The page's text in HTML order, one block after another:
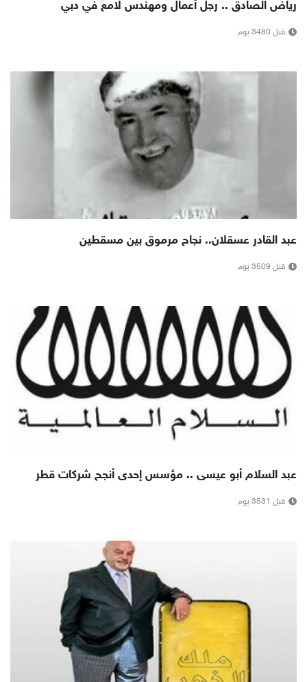
رياض الصادق .. رجل أعمال ومهندس لامع في دبي
قبل 3480 يوم
عبد القادر عسقلان.. نجاح مرموق بين مسقطين
قبل 3509 يوم
عبد السلام أبو عيسى .. مؤسس إحدى أنجح شركات قطر
قبل 3531 يوم